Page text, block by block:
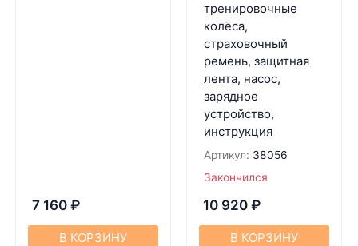
7 160 ₽
В КОРЗИНУ
тренировочные
колёса,
страховочный
ремень, защитная
лента, насос,
зарядное
устройство,
инструкция
Артикул: 38056
Закончился
10 920 ₽
В КОРЗИНУ